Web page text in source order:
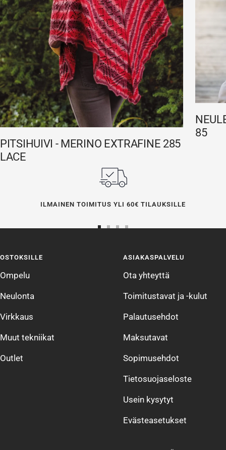
PITSIHUIVI - MERINO EXTRAFINE 285
LACE
85
ILMAINEN TOIMITUS YLI 60€ TILAUKSILLE
4
OSTOKSILLE
Ompelu
Neulonta
Virkkaus
Muut tekniikat
Outlet
ASIAKASPALVELU
Ota yhteyttä
Toimitustavat ja -kulut
Palautusehdot
Maksutavat
Sopimusehdot
Tietosuojaseloste
Usein kysytyt
Evästeasetukset